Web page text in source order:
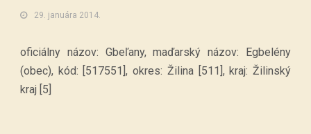
29. januára 2014.
oficiálny názov: Gbeľany, maďarský názov: Egbelény
(obec), kód: [517551], okres: Žilina [511], kraj: Žilinský
kraj [5]